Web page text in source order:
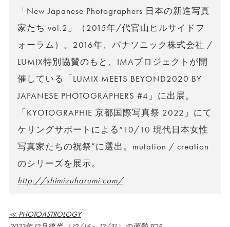
「New Japanese Photographers 日本の新進写真
家たち vol.2」（2015年/代官山ヒルサイドフ
ォーラム）。2016年、パナソニック株式会社 /
LUMIX特別協賛のもと、IMAプロジェクトが開
催している「LUMIX MEETS BEYOND2020 BY
JAPANESE PHOTOGRAPHERS #4」に出展。
「KYOTOGRAPHIE 京都国際写真祭 2022」にて
ケリングサポートによる“10/10 現代日本女性
写真家たちの祝祭”に選出。mutation / creation
のシリーズを展示。
http://shimizuharumi.com/
≪ PHOTOASTROLOGY